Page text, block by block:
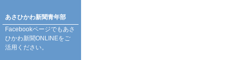
あさひかわ新聞青年部
Facebookページでもあさ
ひかわ新聞ONLINEをご
活用ください。